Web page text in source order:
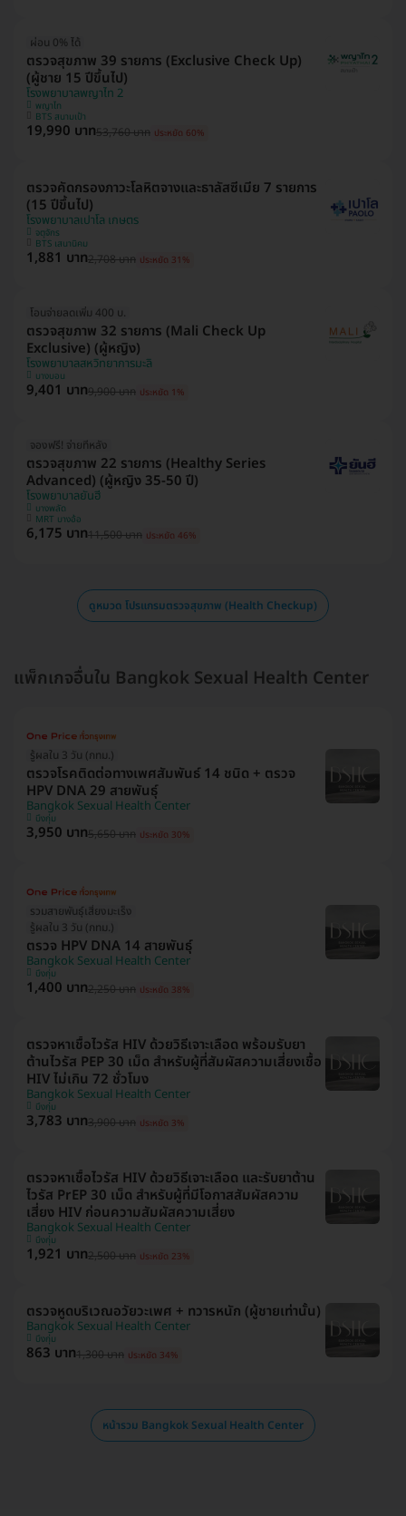
ผ่อน 0% ได้
ตรวจสุขภาพ 39 รายการ (Exclusive Check Up)
(ผู้ชาย 15 ปีขึ้นไป)
โรงพยาบาลพญาไท 2
พญาไท
BTS สนามเป้า
19,990 บาท53,760 บาท ประหยัด 60%
ตรวจคัดกรองภาวะโลหิตจางและธาลัสซีเมีย 7 รายการ
(15 ปีขึ้นไป)
โรงพยาบาลเปาโล เกษตร
จตุจักร
BTS เสนานิคม
1,881 บาท2,708 บาท ประหยัด 31%
โอนจ่ายลดเพิ่ม 400 บ.
ตรวจสุขภาพ 32 รายการ (Mali Check Up
Exclusive) (ผู้หญิง)
โรงพยาบาลสหวิทยาการมะลิ
บางบอน
9,401 บาท9,900 บาท ประหยัด 1%
จองฟรี! จ่ายทีหลัง
ตรวจสุขภาพ 22 รายการ (Healthy Series
Advanced) (ผู้หญิง 35-50 ปี)
โรงพยาบาลยันฮี
บางพลัด
MRT บางอ้อ
6,175 บาท11,500 บาท ประหยัด 46%
ดูหมวด โปรแกรมตรวจสุขภาพ (Health Checkup)
แพ็กเกจอื่นใน Bangkok Sexual Health Center
รู้ผลใน 3 วัน (กทม.)
ตรวจโรคติดต่อทางเพศสัมพันธ์ 14 ชนิด + ตรวจ
HPV DNA 29 สายพันธุ์
Bangkok Sexual Health Center
บึงกุ่ม
3,950 บาท5,650 บาท ประหยัด 30%
รวมสายพันธุ์เสี่ยงมะเร็ง
รู้ผลใน 3 วัน (กทม.)
ตรวจ HPV DNA 14 สายพันธุ์
Bangkok Sexual Health Center
บึงกุ่ม
1,400 บาท2,250 บาท ประหยัด 38%
ตรวจหาเชื้อไวรัส HIV ด้วยวิธีเจาะเลือด พร้อมรับยา
ต้านไวรัส PEP 30 เม็ด สำหรับผู้ที่สัมผัสความเสี่ยงเชื้อ
HIV ไม่เกิน 72 ชั่วโมง
Bangkok Sexual Health Center
บึงกุ่ม
3,783 บาท3,900 บาท ประหยัด 3%
ตรวจหาเชื้อไวรัส HIV ด้วยวิธีเจาะเลือด และรับยาต้าน
ไวรัส PrEP 30 เม็ด สำหรับผู้ที่มีโอกาสสัมผัสความ
เสี่ยง HIV ก่อนความสัมผัสความเสี่ยง
Bangkok Sexual Health Center
บึงกุ่ม
1,921 บาท2,500 บาท ประหยัด 23%
ตรวจหูดบริเวณอวัยวะเพศ + ทวารหนัก (ผู้ชายเท่านั้น)
Bangkok Sexual Health Center
บึงกุ่ม
863 บาท1,300 บาท ประหยัด 34%
หน้ารวม Bangkok Sexual Health Center